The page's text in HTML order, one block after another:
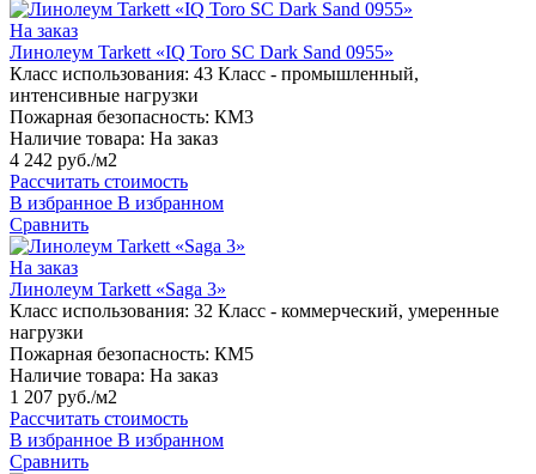
На заказ
Линолеум Tarkett «IQ Toro SC Dark Sand 0955»
Класс использования: 43 Класс - промышленный,
интенсивные нагрузки
Пожарная безопасность: КМ3
Наличие товара: На заказ
4 242 руб./м2
Рассчитать стоимость
В избранное В избранном
Сравнить
На заказ
Линолеум Tarkett «Saga 3»
Класс использования: 32 Класс - коммерческий, умеренные
нагрузки
Пожарная безопасность: КМ5
Наличие товара: На заказ
1 207 руб./м2
Рассчитать стоимость
В избранное В избранном
Сравнить